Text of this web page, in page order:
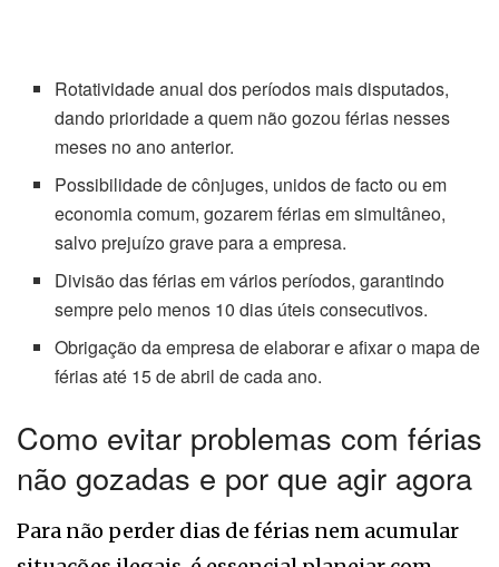
Rotatividade anual dos períodos mais disputados,
dando prioridade a quem não gozou férias nesses
meses no ano anterior.
Possibilidade de cônjuges, unidos de facto ou em
economia comum, gozarem férias em simultâneo,
salvo prejuízo grave para a empresa.
Divisão das férias em vários períodos, garantindo
sempre pelo menos 10 dias úteis consecutivos.
Obrigação da empresa de elaborar e afixar o mapa de
férias até 15 de abril de cada ano.
Como evitar problemas com férias
não gozadas e por que agir agora
Para não perder dias de férias nem acumular